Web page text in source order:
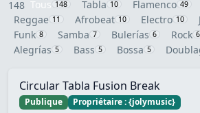
148 Tous 148 Tabla 10 Flamenco 49
Reggae 11 Afrobeat 10 Electro 10
Funk 8 Samba 7 Bulerías 6 Rock 6
Alegrías 5 Bass 5 Bossa 5
Circular Tabla Fusion Break
Publique
Propriétaire : {jolymusic}